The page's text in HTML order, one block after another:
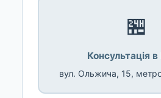
🏪
Консультація в
вул. Ольжича, 15,